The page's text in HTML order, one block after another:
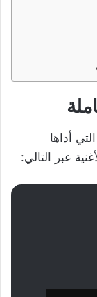
التي أداها
عبر التالي: